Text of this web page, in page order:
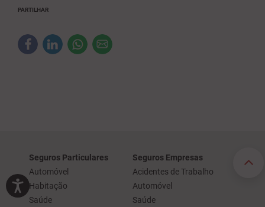
PARTILHAR
Seguros Particulares
Automóvel
Habitação
Saúde
Seguros Empresas
Acidentes de Trabalho
Automóvel
Saúde